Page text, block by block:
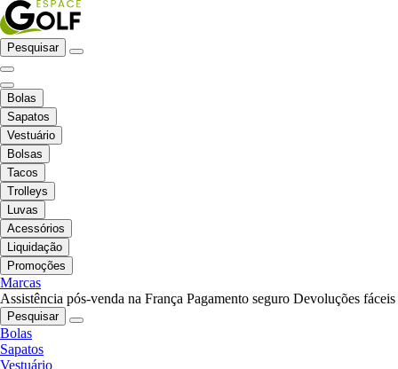
Pesquisar
Bolas
Sapatos
Vestuário
Bolsas
Tacos
Trolleys
Luvas
Acessórios
Liquidação
Promoções
Marcas
Assistência pós-venda na França Pagamento seguro Devoluções fáceis
Pesquisar
Bolas
Sapatos
Vestuário